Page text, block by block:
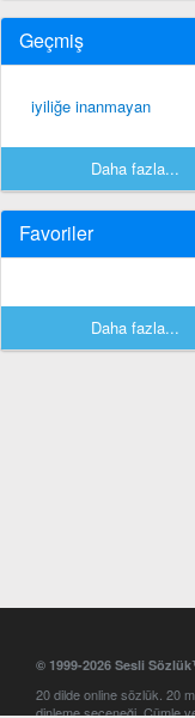
Geçmiş
iyiliğe inanmayan
Daha fazla...
Favoriler
Daha fazla...
© 1999-2026 Sesli
20 dilde online sözlük. 20
dinleme seçeneği. Cümle